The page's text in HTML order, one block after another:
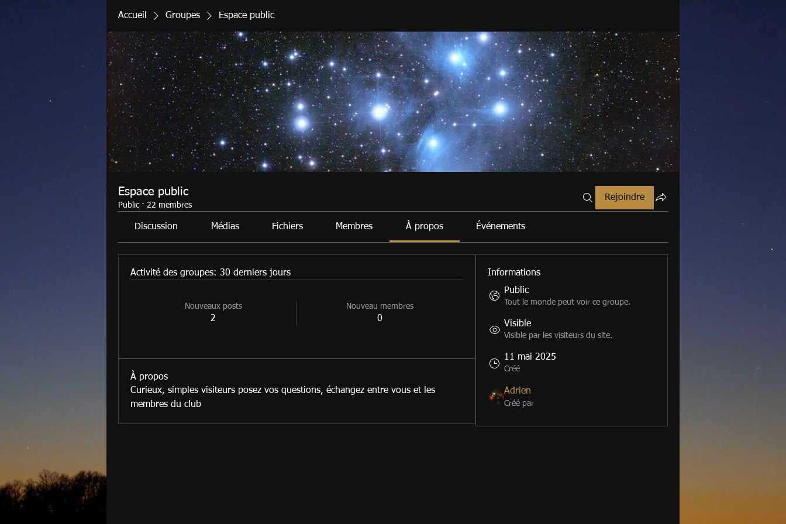
Accueil Groupes Espace public
Espace public
Public · 22 membres
Rejoindre
Discussion Médias Fichiers Membres À propos Événements
Activité des groupes: 30 derniers jours
Nouveaux posts
2
Nouveau membres
0
À propos
Curieux, simples visiteurs posez vos questions, échangez entre vous et les
membres du club
Informations
Public
Tout le monde peut voir ce groupe.
Visible
Visible par les visiteurs du site.
11 mai 2025
Créé
Adrien
Créé par